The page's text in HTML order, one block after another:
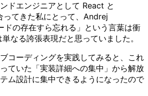
ドエンジニアとして React と
てきた私にとって、Andrej
の存在すら忘れる」という言葉は衝
なる誇張表現だと思っていました。
コーディングを実践してみると、これ
ていた「実装詳細への集中」から解放
ム設計に集中できるようになったので